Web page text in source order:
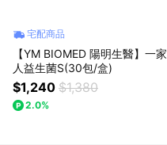
宅配商品
【YM BIOMED 陽明生醫】一家
人益生菌S(30包/盒)
$1,240 $1,380
2.0%